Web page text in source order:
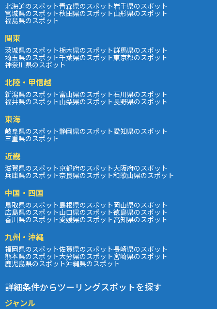
北海道のスポット青森県のスポット岩手県のスポット
宮城県のスポット秋田県のスポット山形県のスポット
福島県のスポット
関東
茨城県のスポット栃木県のスポット群馬県のスポット
埼玉県のスポット千葉県のスポット東京都のスポット
神奈川県のスポット
北陸・甲信越
新潟県のスポット富山県のスポット石川県のスポット
福井県のスポット山梨県のスポット長野県のスポット
東海
岐阜県のスポット静岡県のスポット愛知県のスポット
三重県のスポット
近畿
滋賀県のスポット京都府のスポット大阪府のスポット
兵庫県のスポット奈良県のスポット和歌山県のスポット
中国・四国
鳥取県のスポット島根県のスポット岡山県のスポット
広島県のスポット山口県のスポット徳島県のスポット
香川県のスポット愛媛県のスポット高知県のスポット
九州・沖縄
福岡県のスポット佐賀県のスポット長崎県のスポット
熊本県のスポット大分県のスポット宮崎県のスポット
鹿児島県のスポット沖縄県のスポット
詳細条件からツーリングスポットを探す
ジャンル